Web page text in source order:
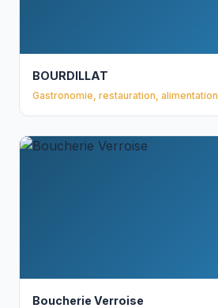
BOURDILLAT
Gastronomie, restauration, alimentation
Boucherie Verroise